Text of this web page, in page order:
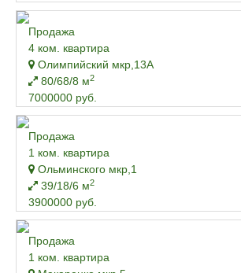
Продажа
4 ком. квартира
Олимпийский мкр,13А
80/68/8 м2
7000000 руб.
Продажа
1 ком. квартира
Ольминского мкр,1
39/18/6 м2
3900000 руб.
Продажа
1 ком. квартира